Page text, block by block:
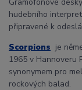
hudebního
připravené k
Scorpions je
1965 v Hannoveru
synonymem pro
rockových balad.